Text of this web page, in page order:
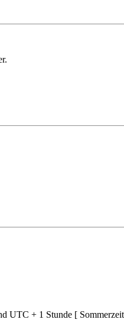
UTC + 1 Stunde [